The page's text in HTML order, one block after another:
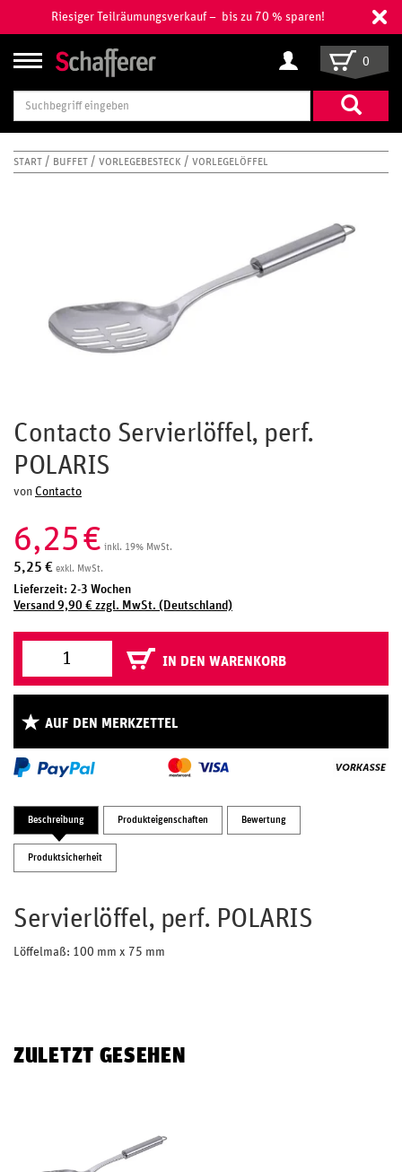
Riesiger Teilräumungsverkauf – bis zu 70 % sparen!
Suchbegriff
eingeben
0
START BUFFET VORLEGEBESTECK VORLEGELÖFFEL
Contacto Servierlöffel, perf.
POLARIS
von Contacto
6,25€ inkl. 19% MwSt.
5,25 € exkl. MwSt.
Lieferzeit: 2-3 Wochen
Versand 9,90 € zzgl. MwSt. (Deutschland)
IN DEN WARENKORB
AUF DEN MERKZETTEL
Beschreibung Produkteigenschaften Bewertung
Produktsicherheit
Servierlöffel, perf. POLARIS
Löffelmaß: 100 mm x 75 mm
ZULETZT GESEHEN